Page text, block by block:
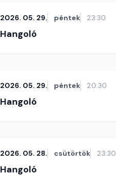
2026. 05. 29. péntek 23:30
Hangoló
2026. 05. 29. péntek 20:30
Hangoló
2026. 05. 28. csütörtök 23:30
Hangoló